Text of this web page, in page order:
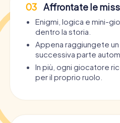
03 Affrontate le
Enigmi, logica e mini-
dentro la storia.
Appena raggiungete
successiva parte
In più, ogni giocatore
per il proprio ruolo.